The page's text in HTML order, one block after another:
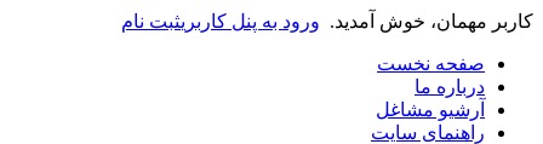
کاربر مهمان، خوش آمدید. ورود به پنل کاربریثبت نام
صفحه نخست
درباره ما
آرشیو مشاغل
راهنمای سایت